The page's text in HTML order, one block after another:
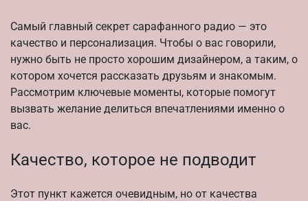
Самый главный секрет сарафанного радио — это
качество и персонализация. Чтобы о вас говорили,
нужно быть не просто хорошим дизайнером, а таким, о
котором хочется рассказать друзьям и знакомым.
Рассмотрим ключевые моменты, которые помогут
вызвать желание делиться впечатлениями именно о
вас.
Качество, которое не подводит
Этот пункт кажется очевидным, но от качества